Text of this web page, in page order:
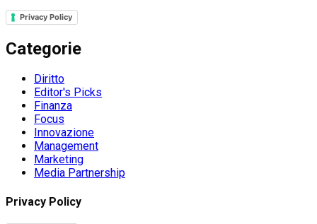
Privacy Policy
Categorie
Diritto
Editor's Picks
Finanza
Focus
Innovazione
Management
Marketing
Media Partnership
Privacy Policy